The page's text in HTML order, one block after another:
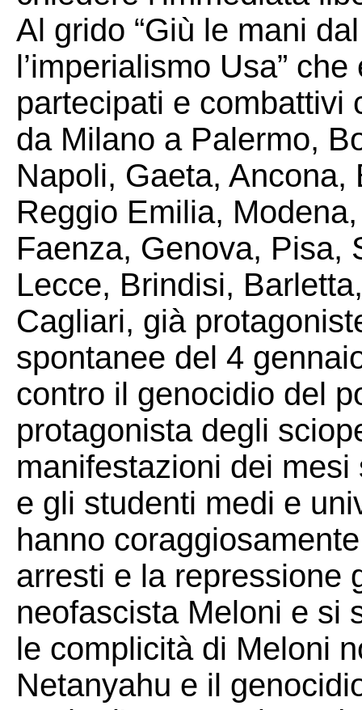
Al grido “Giù le mani
l’imperialismo Usa”
partecipati e combattivi
da Milano a Palermo,
Napoli, Gaeta,
Reggio Emilia,
Faenza, Genova, Pisa,
Lecce, Brindisi,
Cagliari, già
spontanee del 4
contro il genocidio del
protagonista degli
manifestazioni dei
e gli studenti medi e
hanno
arresti e la repressione
neofascista Meloni e si
le complicità di Meloni
Netanyahu e il